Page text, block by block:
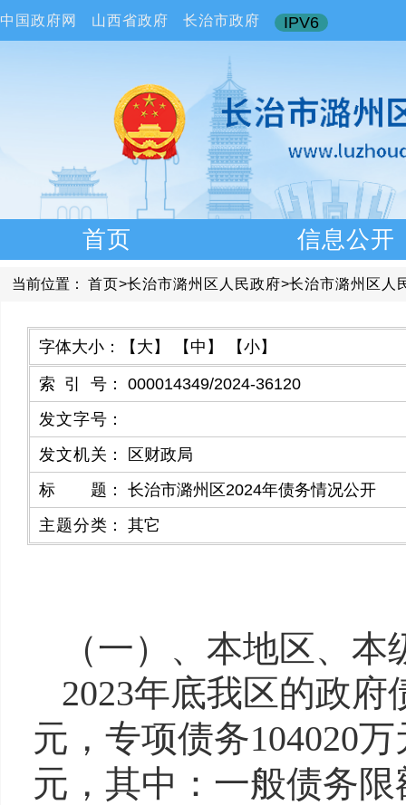
中国政府网 山西省政府 长治市政府 IPV6
首页 信息公开
当前位置： 首页>长治市潞州区人民政府>长治市潞州区人
字体大小： 【大】 【中】 【小】
索引号 ：
000014349/2024-36120
发文字号 ：
发文机关 ：
区财政局
标题 ：
长治市潞州区2024年债务情况公开
主题分类 ： 其它
（一）、本地区、
2023年底我区的政府
元，专项债务104020
元，其中：一般债务限